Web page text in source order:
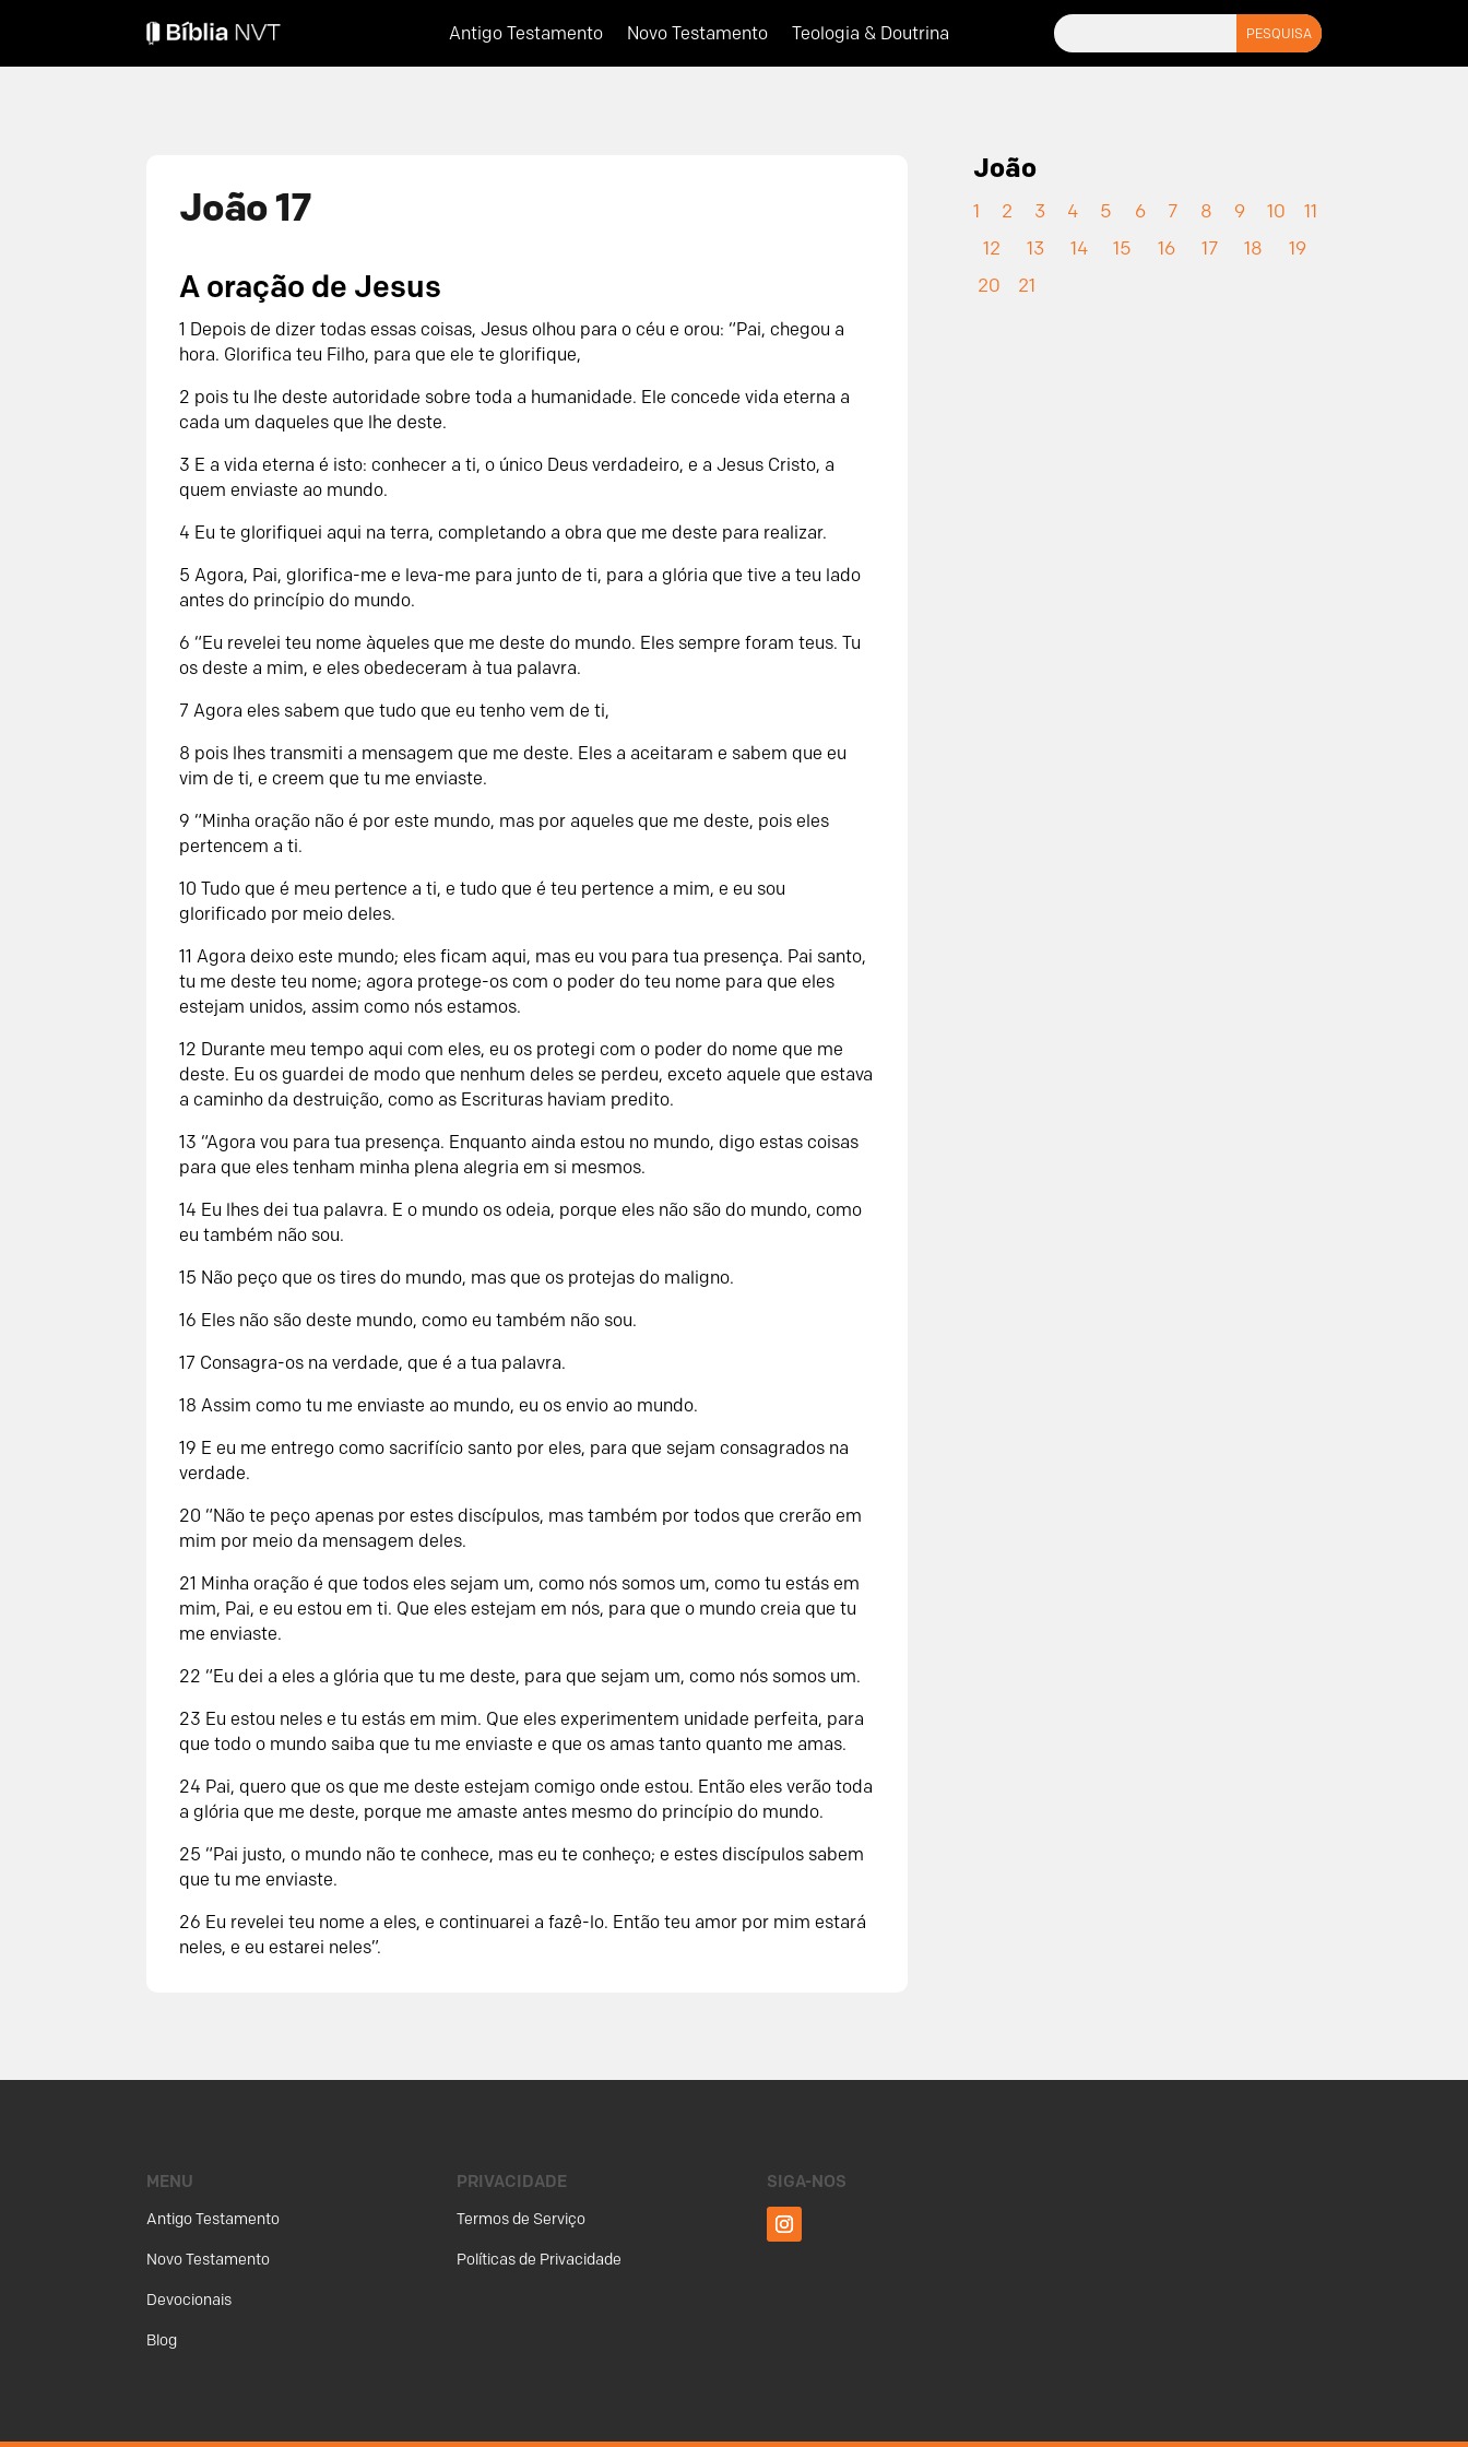
Antigo Testamento Novo Testamento Teologia & Doutrina
João 17
A oração de Jesus
1 Depois de dizer todas essas coisas, Jesus olhou para o céu e orou: “Pai, chegou a
hora. Glorifica teu Filho, para que ele te glorifique,
2 pois tu lhe deste autoridade sobre toda a humanidade. Ele concede vida eterna a
cada um daqueles que lhe deste.
3 E a vida eterna é isto: conhecer a ti, o único Deus verdadeiro, e a Jesus Cristo, a
quem enviaste ao mundo.
4 Eu te glorifiquei aqui na terra, completando a obra que me deste para realizar.
5 Agora, Pai, glorifica-me e leva-me para junto de ti, para a glória que tive a teu lado
antes do princípio do mundo.
6 “Eu revelei teu nome àqueles que me deste do mundo. Eles sempre foram teus. Tu
os deste a mim, e eles obedeceram à tua palavra.
7 Agora eles sabem que tudo que eu tenho vem de ti,
8 pois lhes transmiti a mensagem que me deste. Eles a aceitaram e sabem que eu
vim de ti, e creem que tu me enviaste.
9 “Minha oração não é por este mundo, mas por aqueles que me deste, pois eles
pertencem a ti.
10 Tudo que é meu pertence a ti, e tudo que é teu pertence a mim, e eu sou
glorificado por meio deles.
11 Agora deixo este mundo; eles ficam aqui, mas eu vou para tua presença. Pai santo,
tu me deste teu nome; agora protege-os com o poder do teu nome para que eles
estejam unidos, assim como nós estamos.
12 Durante meu tempo aqui com eles, eu os protegi com o poder do nome que me
deste. Eu os guardei de modo que nenhum deles se perdeu, exceto aquele que estava
a caminho da destruição, como as Escrituras haviam predito.
13 “Agora vou para tua presença. Enquanto ainda estou no mundo, digo estas coisas
para que eles tenham minha plena alegria em si mesmos.
14 Eu lhes dei tua palavra. E o mundo os odeia, porque eles não são do mundo, como
eu também não sou.
15 Não peço que os tires do mundo, mas que os protejas do maligno.
16 Eles não são deste mundo, como eu também não sou.
17 Consagra-os na verdade, que é a tua palavra.
18 Assim como tu me enviaste ao mundo, eu os envio ao mundo.
19 E eu me entrego como sacrifício santo por eles, para que sejam consagrados na
verdade.
20 “Não te peço apenas por estes discípulos, mas também por todos que crerão em
mim por meio da mensagem deles.
21 Minha oração é que todos eles sejam um, como nós somos um, como tu estás em
mim, Pai, e eu estou em ti. Que eles estejam em nós, para que o mundo creia que tu
me enviaste.
22 “Eu dei a eles a glória que tu me deste, para que sejam um, como nós somos um.
23 Eu estou neles e tu estás em mim. Que eles experimentem unidade perfeita, para
que todo o mundo saiba que tu me enviaste e que os amas tanto quanto me amas.
24 Pai, quero que os que me deste estejam comigo onde estou. Então eles verão toda
a glória que me deste, porque me amaste antes mesmo do princípio do mundo.
25 “Pai justo, o mundo não te conhece, mas eu te conheço; e estes discípulos sabem
que tu me enviaste.
26 Eu revelei teu nome a eles, e continuarei a fazê-lo. Então teu amor por mim estará
neles, e eu estarei neles”.
João
1 2 3 4 5 6 7 8 9 10
11
12
13 14 15 16 17 18
19
20
21
MENU
Antigo Testamento
Novo Testamento
Devocionais
Blog
PRIVACIDADE
Termos de Serviço
Políticas de Privacidade
SIGA-NOS